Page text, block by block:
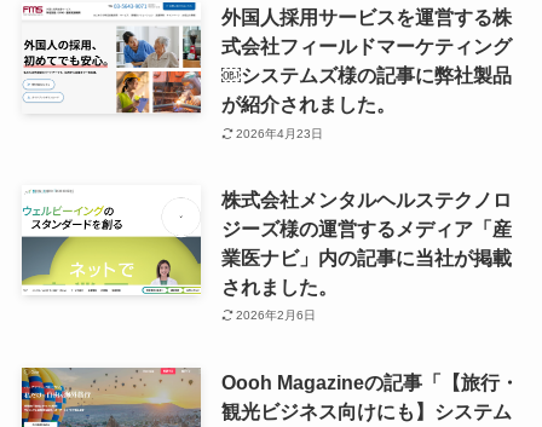
外国人採用サービスを運営する株
式会社フィールドマーケティング
￼システムズ様の記事に弊社製品
が紹介されました。
2026年4月23日
株式会社メンタルヘルステクノロ
ジーズ様の運営するメディア「産
業医ナビ」内の記事に当社が掲載
されました。
2026年2月6日
Oooh Magazineの記事「【旅行・
観光ビジネス向けにも】システム